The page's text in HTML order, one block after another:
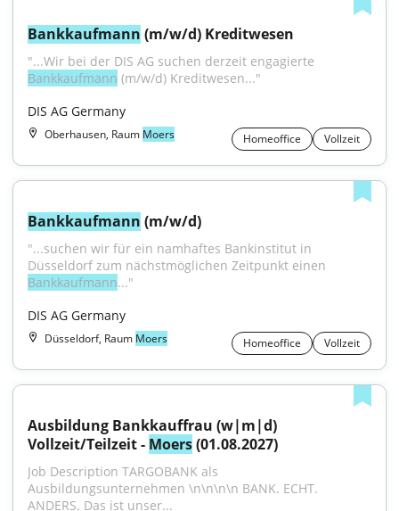
Bankkaufmann (m/w/d) Kreditwesen
Bankkaufmann (m/w/d) Kreditwesen..."
DIS AG Germany
Oberhausen, Raum Moers Homeoffice Vollzeit
Bankkaufmann (m/w/d)
"...suchen wir für ein namhaftes Bankinstitut in
Bankkaufmann..."
DIS AG Germany
Düsseldorf, Raum Moers Homeoffice Vollzeit
Ausbildung Bankkauffrau (w|m|d)
Vollzeit/Teilzeit - Moers (01.08.2027)
Job Description TARGOBANK als
Ausbildungsunternehmen \n\n\n\n BANK. ECHT.
ANDERS. Das ist unser...